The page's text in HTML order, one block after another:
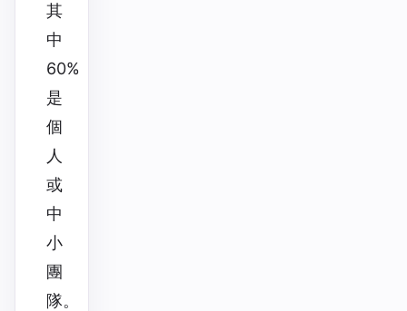
其
中
60%
是
個
人
或
中
小
團
隊。